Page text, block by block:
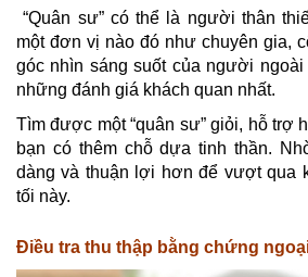
“Quân sư” có thể là người thân
một đơn vị nào đó như chuyên gia,
góc nhìn sáng suốt của người
những đánh giá khách quan nhất.
Tìm được một “quân sư” giỏi, hỗ trợ
bạn có thêm chỗ dựa tinh thần.
dàng và thuận lợi hơn để vượt qua
tối này.
Điều tra thu thập bằng chứng